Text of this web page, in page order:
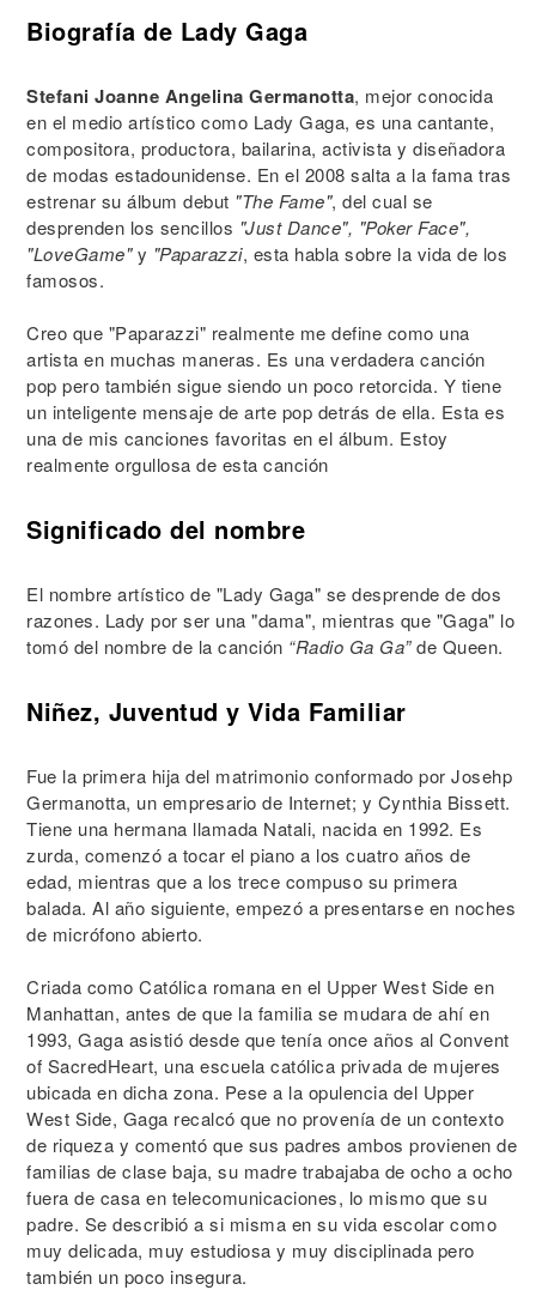
Biografía de Lady Gaga
Stefani Joanne Angelina Germanotta, mejor conocida
en el medio artístico como Lady Gaga, es una cantante,
compositora, productora, bailarina, activista y diseñadora
de modas estadounidense. En el 2008 salta a la fama tras
estrenar su álbum debut "The Fame", del cual se
desprenden los sencillos "Just Dance", "Poker Face",
"LoveGame"y "Paparazzi, esta habla sobre la vida de los
famosos.
Creo que "Paparazzi" realmente me define como una
artista en muchas maneras. Es una verdadera canción
pop pero también sigue siendo un poco retorcida. Y tiene
un inteligente mensaje de arte pop detrás de ella. Esta es
una de mis canciones favoritas en el álbum. Estoy
realmente orgullosa de esta canción
Significado del nombre
El nombre artístico de "Lady Gaga" se desprende de dos
razones. Lady por ser una "dama", mientras que "Gaga" lo
tomó del nombre de la canción “Radio Ga Ga”de Queen.
Niñez, Juventud y Vida Familiar
Fue la primera hija del matrimonio conformado por Josehp
Germanotta, un empresario de Internet; y Cynthia Bissett.
Tiene una hermana llamada Natali, nacida en 1992. Es
zurda, comenzó a tocar el piano a los cuatro años de
edad, mientras que a los trece compuso su primera
balada. Al año siguiente, empezó a presentarse en noches
de micrófono abierto.
Criada como Católica romana en el Upper West Side en
Manhattan, antes de que la familia se mudara de ahí en
1993, Gaga asistió desde que tenía once años al Convent
of SacredHeart, una escuela católica privada de mujeres
ubicada en dicha zona. Pese a la opulencia del Upper
West Side, Gaga recalcó que no provenía de un contexto
de riqueza y comentó que sus padres ambos provienen de
familias de clase baja, su madre trabajaba de ocho a ocho
fuera de casa en telecomunicaciones, lo mismo que su
padre. Se describió a si misma en su vida escolar como
muy delicada, muy estudiosa y muy disciplinada pero
también un poco insegura.